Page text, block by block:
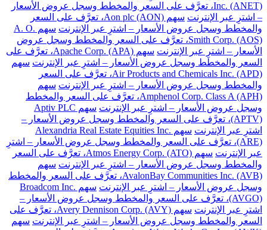
Inc. (ANET)، تعرَّف على السعر والمخطط وسجل عروض الأسعار
– اشترِ عبر الإنترنت
سهم Aon plc (AON)، تعرَّف على السعر
والمخطط وسجل عروض الأسعار – اشترِ عبر الإنترنت
سهم A. O.
Smith Corp. (AOS)، تعرَّف على السعر والمخطط وسجل عروض
الأسعار – اشترِ عبر الإنترنت
سهم Apache Corp. (APA)، تعرَّف على
السعر والمخطط وسجل عروض الأسعار – اشترِ عبر الإنترنت سهم
Air Products and Chemicals Inc. (APD)، تعرَّف على السعر
والمخطط وسجل عروض الأسعار – اشترِ عبر الإنترنت سهم
Amphenol Corp. Class A (APH)، تعرَّف على السعر والمخطط
وسجل عروض الأسعار – اشترِ عبر الإنترنت
سهم Aptiv PLC
(APTV)، تعرَّف على السعر والمخطط وسجل عروض الأسعار –
اشترِ عبر الإنترنت
سهم Alexandria Real Estate Equities Inc.
(ARE)، تعرَّف على السعر والمخطط وسجل عروض الأسعار – اشترِ
عبر الإنترنت
سهم Atmos Energy Corp. (ATO)، تعرَّف على السعر
والمخطط وسجل عروض الأسعار – اشترِ عبر الإنترنت سهم
AvalonBay Communities Inc. (AVB)، تعرَّف على السعر والمخطط
وسجل عروض الأسعار – اشترِ عبر الإنترنت
سهم Broadcom Inc.
(AVGO)، تعرَّف على السعر والمخطط وسجل عروض الأسعار –
اشترِ عبر الإنترنت
سهم Avery Dennison Corp. (AVY)، تعرَّف على
السعر والمخطط وسجل عروض الأسعار – اشترِ عبر الإنترنت سهم